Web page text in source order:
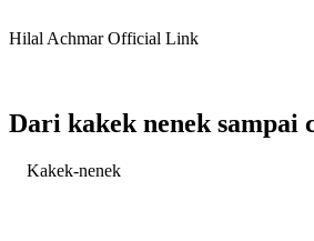
Hilal Achmar Official Link
Dari kakek nenek sampai
Kakek-nenek